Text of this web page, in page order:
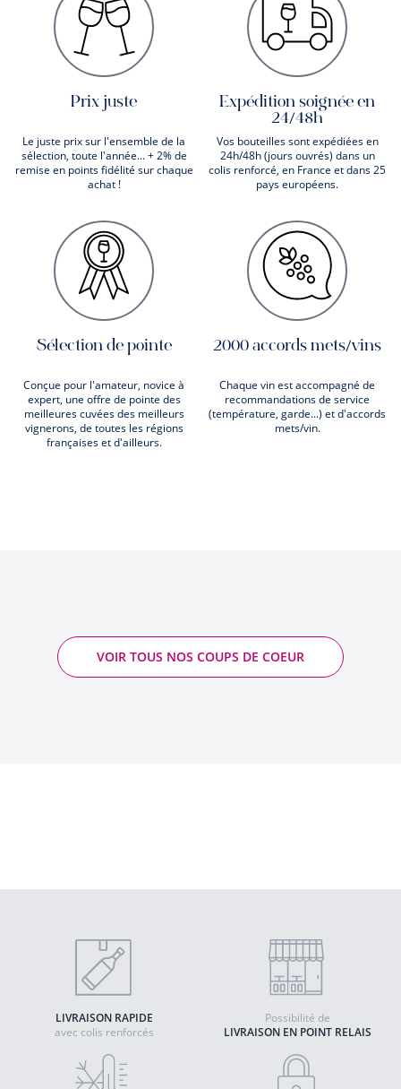
Prix juste
Le juste prix sur l'ensemble de la
sélection, toute l'année... + 2% de
remise en points fidélité sur chaque
achat !
Expédition soignée en
24/48h
Vos bouteilles sont expédiées en
24h/48h (jours ouvrés) dans un
colis renforcé, en France et dans 25
pays européens.
Sélection de pointe
Conçue pour l'amateur, novice à
expert, une offre de pointe des
meilleures cuvées des meilleurs
vignerons, de toutes les régions
françaises et d'ailleurs.
2000 accords mets/vins
Chaque vin est accompagné de
recommandations de service
(température, garde...) et d'accords
mets/vin.
VOIR TOUS NOS COUPS DE COEUR
LIVRAISON RAPIDE
avec colis renforcés
LIVRAISON EN POINT RELAIS
Possibilité de